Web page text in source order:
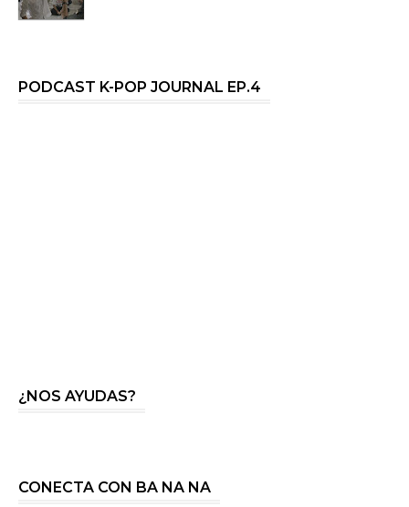
PODCAST K-POP JOURNAL EP.4
¿NOS AYUDAS?
CONECTA CON BA NA NA